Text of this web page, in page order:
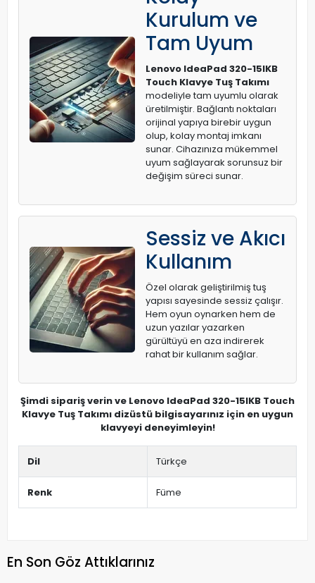
Kurulum ve
Tam Uyum
Lenovo IdeaPad 320-15IKB
Touch Klavye Tuş Takımı
modeliyle tam uyumlu olarak
üretilmiştir. Bağlantı noktaları
orijinal yapıya birebir uygun
olup, kolay montaj imkanı
sunar. Cihazınıza mükemmel
uyum sağlayarak sorunsuz bir
değişim süreci sunar.
Sessiz ve Akıcı
Kullanım
Özel olarak geliştirilmiş tuş
yapısı sayesinde sessiz çalışır.
Hem oyun oynarken hem de
uzun yazılar yazarken
gürültüyü en aza indirerek
rahat bir kullanım sağlar.
Şimdi sipariş verin ve Lenovo IdeaPad 320-15IKB Touch
Klavye Tuş Takımı dizüstü bilgisayarınız için en uygun
klavyeyi deneyimleyin!
Dil Türkçe
Renk Füme
En Son Göz Attıklarınız